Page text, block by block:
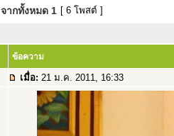
จากทั้งหมด 1 [ 6 โพสต์ ]
ข้อความ
เมื่อ: 21 ม.ค. 2011, 16:33